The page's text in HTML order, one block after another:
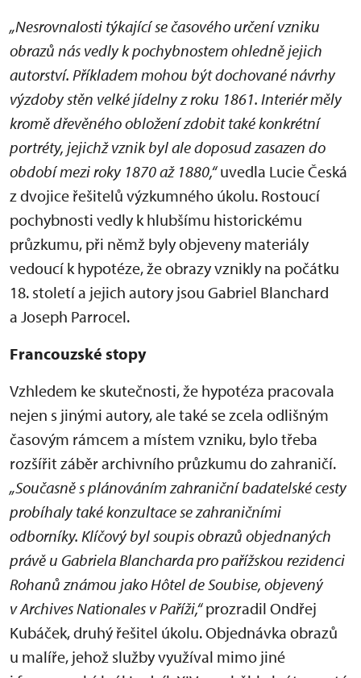
„Nesrovnalosti týkající se časového určení vzniku
obrazů nás vedly k pochybnostem ohledně jejich
autorství. Příkladem mohou být dochované návrhy
výzdoby stěn velké jídelny z roku 1861. Interiér měly
kromě dřevěného obložení zdobit také konkrétní
portréty, jejichž vznik byl ale doposud zasazen do
období mezi roky 1870 až 1880,“uvedla Lucie Česká
z dvojice řešitelů výzkumného úkolu. Rostoucí
pochybnosti vedly k hlubšímu historickému
průzkumu, při němž byly objeveny materiály
vedoucí k hypotéze, že obrazy vznikly na počátku
18. století a jejich autory jsou Gabriel Blanchard
a Joseph Parrocel.
Francouzské stopy
Vzhledem ke skutečnosti, že hypotéza pracovala
nejen s jinými autory, ale také se zcela odlišným
časovým rámcem a místem vzniku, bylo třeba
rozšířit záběr archivního průzkumu do zahraničí.
„Současně s plánováním zahraniční badatelské cesty
probíhaly také konzultace se zahraničními
odborníky. Klíčový byl soupis obrazů objednaných
právě u Gabriela Blancharda pro pařížskou rezidenci
Rohanů známou jako Hôtel de Soubise, objevený
v Archives Nationales v Paříži,“prozradil Ondřej
Kubáček, druhý řešitel úkolu. Objednávka obrazů
u malíře, jehož služby využíval mimo jiné